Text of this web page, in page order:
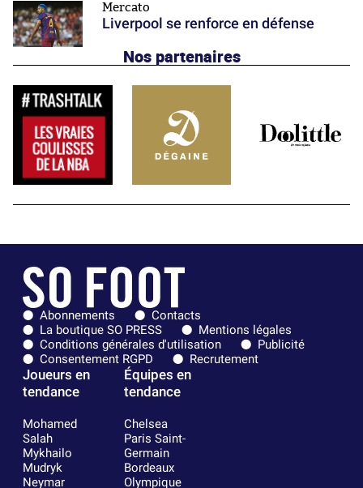
Mercato
Liverpool se renforce en défense
Nos partenaires
Abonnements
Contacts
La boutique SO PRESS
Mentions légales
Conditions générales d'utilisation
Publicité
Consentement RGPD
Recrutement
Joueurs en
tendance
Mohamed
Salah
Mykhailo
Mudryk
Neymar
Équipes en
tendance
Chelsea
Paris Saint-
Germain
Bordeaux
Olympique